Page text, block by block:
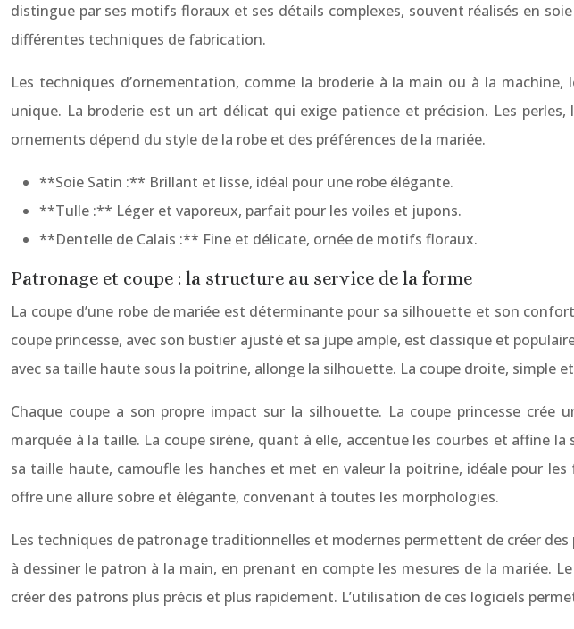
distingue par ses motifs floraux et ses détails complexes, souvent réalisés en
différentes techniques de fabrication.
Les techniques d’ornementation, comme la broderie à la main ou à la
unique. La broderie est un art délicat qui exige patience et précision. Les
ornements dépend du style de la robe et des préférences de la mariée.
**Soie Satin :** Brillant et lisse, idéal pour une robe élégante.
**Tulle :** Léger et vaporeux, parfait pour les voiles et jupons.
**Dentelle de Calais :** Fine et délicate, ornée de motifs floraux.
Patronage et coupe : la structure au service de la forme
La coupe d’une robe de mariée est déterminante pour sa silhouette et son
coupe princesse, avec son bustier ajusté et sa jupe ample, est classique et
avec sa taille haute sous la poitrine, allonge la silhouette. La coupe droite, simple
Chaque coupe a son propre impact sur la silhouette. La coupe princesse
marquée à la taille. La coupe sirène, quant à elle, accentue les courbes et affine
sa taille haute, camoufle les hanches et met en valeur la poitrine, idéale pour
offre une allure sobre et élégante, convenant à toutes les morphologies.
Les techniques de patronage traditionnelles et modernes permettent de créer
à dessiner le patron à la main, en prenant en compte les mesures de la mariée.
créer des patrons plus précis et plus rapidement. L’utilisation de ces logiciels